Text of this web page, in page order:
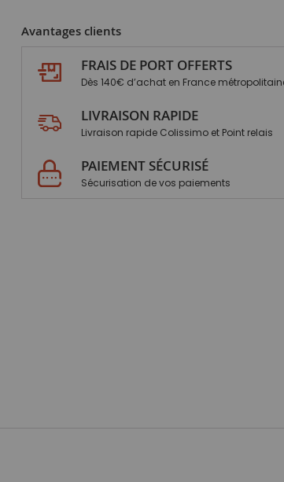
Avantages clients
FRAIS DE PORT OFFERTS
Dès 140€ d’achat en France
LIVRAISON RAPIDE
Livraison rapide Colissimo et Point relais
PAIEMENT SÉCURISÉ
Sécurisation de vos paiements